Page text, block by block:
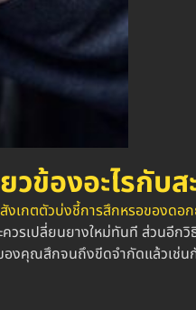
วข้องอะไรกับ
สังเกตตัวบ่งชี้การสึกหรอของดอ
วรเปลี่ยนยางใหม่ทันที ส่วนอีก
งคุณสึกจนถึงขีดจำกัดแล้วเช่น